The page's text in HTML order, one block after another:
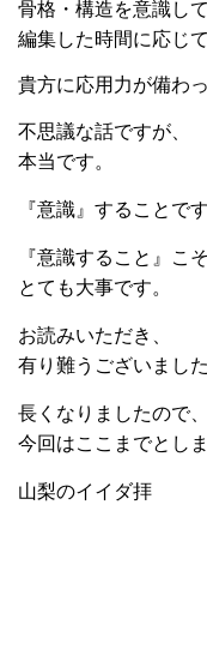
骨格・構造を意識し
編集した時間に応じて
貴方に応用力が備わ
不思議な話ですが、
本当です。
『意識』することです
『意識すること』こそ
とても大事です。
お読みいただき、
有り難うございました
長くなりましたので、
今回はここまでとしま
山梨のイイダ拝